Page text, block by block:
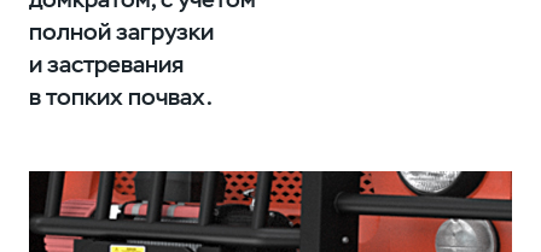
полной загрузки
и застревания
в топких почвах.